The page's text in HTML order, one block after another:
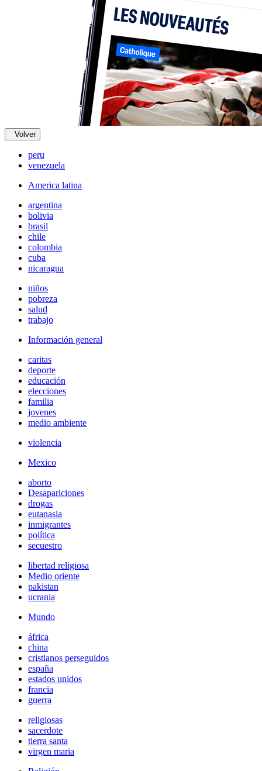
Volver
peru
venezuela
America latina
argentina
bolivia
brasil
chile
colombia
cuba
nicaragua
niños
pobreza
salud
trabajo
Información general
caritas
deporte
educación
elecciones
familia
jovenes
medio ambiente
violencia
Mexico
aborto
Desapariciones
drogas
eutanasia
inmigrantes
política
secuestro
libertad religiosa
Medio oriente
pakistan
ucrania
Mundo
áfrica
china
cristianos perseguidos
españa
estados unidos
francia
guerra
religiosas
sacerdote
tierra santa
virgen maria